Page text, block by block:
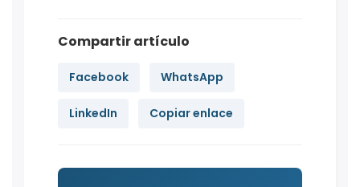
Compartir artículo
Facebook WhatsApp
LinkedIn Copiar enlace